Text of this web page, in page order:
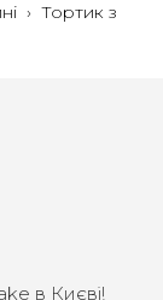
› Тортик з
в Києві!